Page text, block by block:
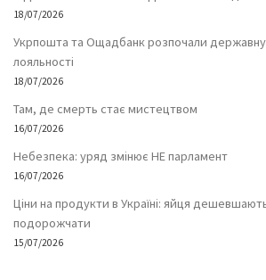
18/07/2026
Укрпошта та Ощадбанк розпочали
лояльності
18/07/2026
Там, де смерть стає мистецтвом
16/07/2026
Небезпека: уряд змінює НЕ парламент
16/07/2026
Ціни на продукти в Україні: яйця
подорожчати
15/07/2026